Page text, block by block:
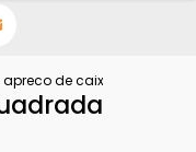
atacado
preco de caixa pizza